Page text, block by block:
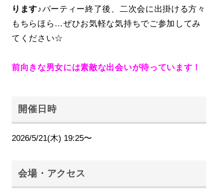
ります♪パーティー終了後、二次会に出掛ける方々
もちらほら…ぜひお気軽な気持ちでご参加してみ
てください☆
前向きな男女には素敵な出会いが待っています！
開催日時
2026/5/21(木) 19:25〜
会場・アクセス